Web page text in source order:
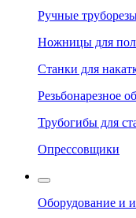
Ручные
Ножницы для
Станки для
Резьбонарезное
Трубогибы для
Опрессовщики
Оборудование и